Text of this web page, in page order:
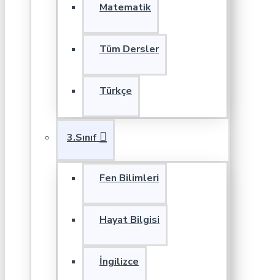
Matematik
Tüm Dersler
Türkçe
3.Sınıf
Fen Bilimleri
Hayat Bilgisi
İngilizce